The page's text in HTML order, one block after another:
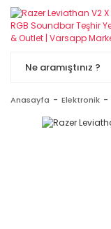
Anasayfa Elektronik